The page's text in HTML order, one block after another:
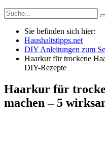
Sie befinden sich hier:
Haushaltstipps.net
DIY Anleitungen zum
Haarkur für trockene
DIY-Rezepte
Haarkur für
machen – 5